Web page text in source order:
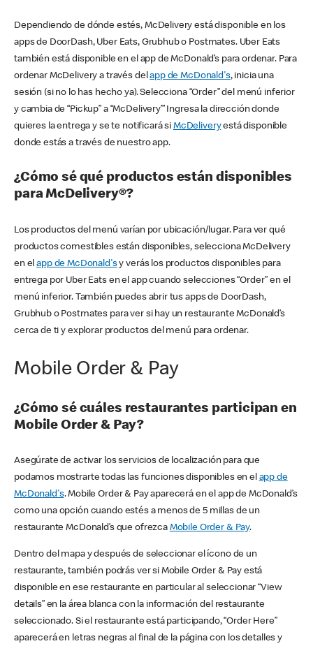
Dependiendo de dónde estés, McDelivery está disponible en los
apps de DoorDash, Uber Eats, Grubhub o Postmates. Uber Eats
también está disponible en el app de McDonald’s para ordenar. Para
ordenar McDelivery a través delapp de McDonald's, inicia una
sesión (si no lo has hecho ya). Selecciona “Order” del menú inferior
y cambia de “Pickup” a “McDelivery’” Ingresa la dirección donde
quieres la entrega y se te notificará si McDeliveryestá disponible
donde estás a través de nuestro app.
¿Cómo sé qué productos están disponibles
para McDelivery®?
Los productos del menú varían por ubicación/lugar. Para ver qué
productos comestibles están disponibles, selecciona McDelivery
en elapp de McDonald'sy verás los productos disponibles para
entrega por Uber Eats en el app cuando selecciones “Order” en el
menú inferior. También puedes abrir tus apps de DoorDash,
Grubhub o Postmates para ver si hay un restaurante McDonald’s
cerca de ti y explorar productos del menú para ordenar.
Mobile Order & Pay
¿Cómo sé cuáles restaurantes participan en
Mobile Order & Pay?
Asegúrate de activar los servicios de localización para que
podamos mostrarte todas las funciones disponibles en el app de
McDonald's. Mobile Order & Pay aparecerá en el app de McDonald’s
como una opción cuando estés a menos de 5 millas de un
restaurante McDonald’s que ofrezca Mobile Order & Pay.
Dentro del mapa y después de seleccionar el ícono de un
restaurante, también podrás ver si Mobile Order & Pay está
disponible en ese restaurante en particular al seleccionar “View
details” en la área blanca con la información del restaurante
seleccionado. Si el restaurante está participando, “Order Here”
aparecerá en letras negras al final de la página con los detalles y